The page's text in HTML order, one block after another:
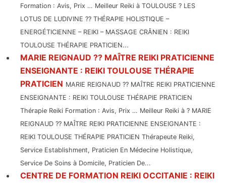
Formation : Avis, Prix … Meilleur Reiki à TOULOUSE ? LES
LOTUS DE LUDIVINE ?? THÉRAPIE HOLISTIQUE –
ENERGÉTICIENNE – REIKI – MASSAGE CRÂNIEN : REIKI
TOULOUSE THÉRAPIE PRATICIEN...
MARIE REIGNAUD ?? MAÎTRE REIKI PRATICIENNE
ENSEIGNANTE : REIKI TOULOUSE THÉRAPIE
PRATICIEN MARIE REIGNAUD ?? MAÎTRE REIKI PRATICIENNE
ENSEIGNANTE : REIKI TOULOUSE THÉRAPIE PRATICIEN
Thérapie Reiki Formation : Avis, Prix … Meilleur Reiki à ? MARIE
REIGNAUD ?? MAÎTRE REIKI PRATICIENNE ENSEIGNANTE :
REIKI TOULOUSE THÉRAPIE PRATICIEN Thérapeute Reiki,
Service Establishment, Praticien En Médecine Holistique,
Service De Soins à Domicile, Praticien De...
CENTRE DE FORMATION REIKI OCCITANIE : REIKI